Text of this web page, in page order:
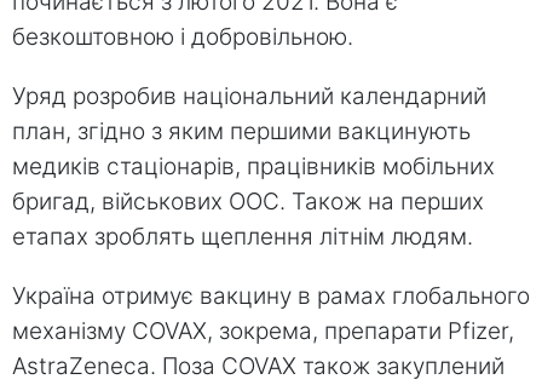
безкоштовною і добровільною.
Уряд розробив національний календарний
план, згідно з яким першими вакцинують
медиків стаціонарів, працівників мобільних
бригад, військових ООС. Також на перших
етапах зроблять щеплення літнім людям.
Україна отримує вакцину в рамах глобального
механізму COVAX, зокрема, препарати Pfizer,
AstraZeneca. Поза COVAX також закуплений